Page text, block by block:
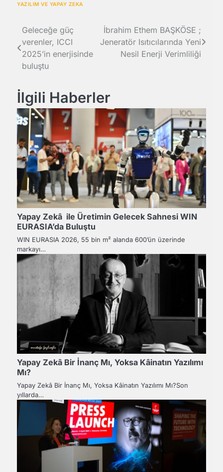
YAZILIM VE YAPAY ZEKA
Yazı
gezinmesi
Geleceğe güç
verenler, ICCI
2025’in enerjisinde
buluştu
İbrahim Ethem BAŞKÖSE ;
Jeneratör Isıtıcılarında Yeni
Nesil Enerji Verimliliği
İlgili Haberler
Yapay Zekâ ile Üretimin Gelecek Sahnesi WIN
EURASIA’da Buluştu
WIN EURASIA 2026, 55 bin m² alanda 600’ün üzerinde
markayı…
Yapay Zekâ Bir İnanç Mı, Yoksa Kâinatın Yazılımı
Mı?
Yapay Zekâ Bir İnanç Mı, Yoksa Kâinatın Yazılımı Mı?Son
yıllarda…